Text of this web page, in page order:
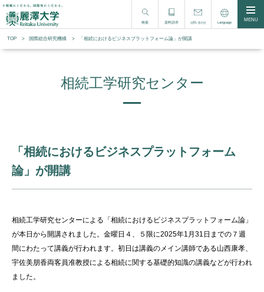
検索 資料請求 お問い合わせ Language MENU
TOP 国際総合研究機構 「相続におけるビジネスプラットフォーム論」が開講
相続工学研究センター
「相続におけるビジネスプラットフォーム
論」が開講
相続工学研究センターによる「相続におけるビジネスプラットフォーム論」
が本日から開講されました。金曜日４、５限に2025年1月31日までの７週
間にわたって講義が行われます。初日は講義のメイン講師である山西康孝、
宇佐美朋香両客員准教授による相続に関する基礎的知識の講義などが行われ
ました。